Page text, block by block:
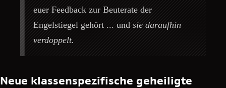
euer Feedback zur Beuterate der
Engelstiegel gehört ... undsie daraufhin
verdoppelt.
Neue klassenspezifische geheiligte